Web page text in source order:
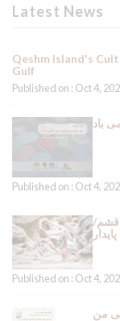
Latest News
Qeshm Island's
Gulf
Published on : Oct 4,
باد
Published on : Oct 4,
قشم/
Published on : Oct 4,
من